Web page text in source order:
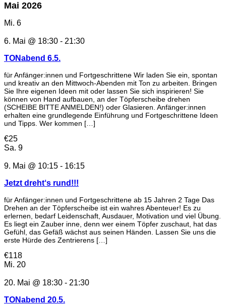
Mai 2026
Mi. 6
6. Mai @ 18:30 - 21:30
TONabend 6.5.
für Anfänger:innen und Fortgeschrittene Wir laden Sie ein, spontan
und kreativ an den Mittwoch-Abenden mit Ton zu arbeiten. Bringen
Sie Ihre eigenen Ideen mit oder lassen Sie sich inspirieren! Sie
können von Hand aufbauen, an der Töpferscheibe drehen
(SCHEIBE BITTE ANMELDEN!) oder Glasieren. Anfänger:innen
erhalten eine grundlegende Einführung und Fortgeschrittene Ideen
und Tipps. Wer kommen […]
€25
Sa. 9
9. Mai @ 10:15 - 16:15
Jetzt dreht‘s rund!!!
für Anfänger:innen und Fortgeschrittene ab 15 Jahren 2 Tage Das
Drehen an der Töpferscheibe ist ein wahres Abenteuer! Es zu
erlernen, bedarf Leidenschaft, Ausdauer, Motivation und viel Übung.
Es liegt ein Zauber inne, denn wer einem Töpfer zuschaut, hat das
Gefühl, das Gefäß wächst aus seinen Händen. Lassen Sie uns die
erste Hürde des Zentrierens […]
€118
Mi. 20
20. Mai @ 18:30 - 21:30
TONabend 20.5.